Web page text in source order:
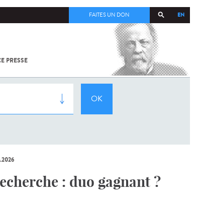
EN
FAITES UN DON
PRESSE
COV-2 /
L'INSTITUT
PASTEUR
: duo gagnant ?